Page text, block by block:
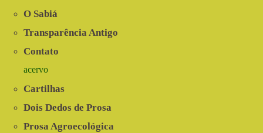
O Sabiá
Transparência Antigo
Contato
acervo
Cartilhas
Dois Dedos de Prosa
Prosa Agroecológica